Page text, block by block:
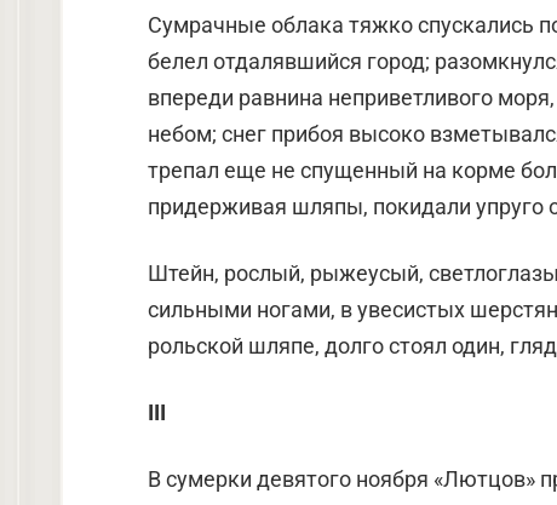
Сумрачные облака тяжко спускались
белел отдалявшийся го­род;
впереди равнина неприветливого
небом; снег прибоя высо­ко
трепал еще не спущенный на корме
придерживая шляпы, покидали
Штейн, рослый, рыжеусый,
сильными ногами, в увеси­стых
рольской шляпе, долго стоял один,
III
В сумерки девятого ноября «Лютцов»